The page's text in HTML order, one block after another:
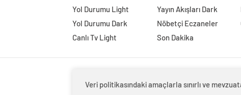
Yol Durumu Light
Yol Durumu Dark
Canlı Tv Light
Yayın Akışları Dark
Nöbetçi Eczaneler
Son Dakika
Veri politikasındaki amaçlarla sınırlı ve